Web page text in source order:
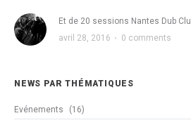
Et de 20 sessions Nantes Dub
avril 28, 2016 · 0 comments
NEWS PAR THÉMATIQUES
Evénements (16)